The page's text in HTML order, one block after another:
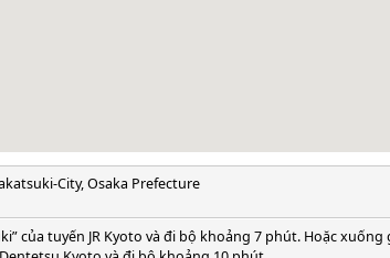
City, Osaka Prefecture
của tuyến JR Kyoto và đi bộ khoảng 7 phút. Hoặc xuống